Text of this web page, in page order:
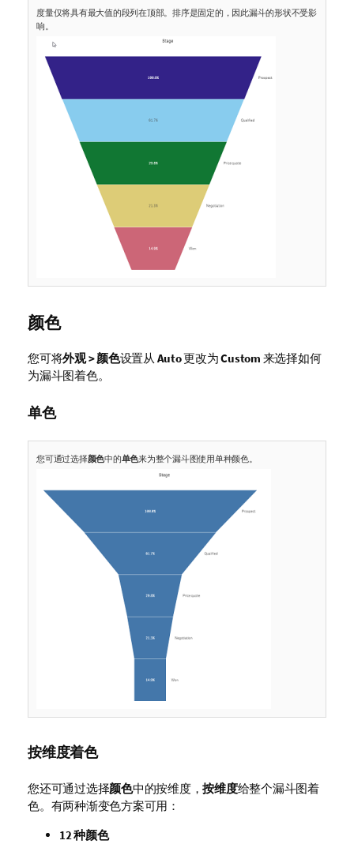
度量仅将具有最大值的段列在顶部。排序是固定的，因此漏斗的形状不受影
响。
颜色
您可将外观 > 颜色设置从 Auto更改为Custom 来选择如何
为漏斗图着色。
单色
您可通过选择颜色中的单色来为整个漏斗图使用单种颜色。
按维度着色
您还可通过选择颜色中的按维度，按维度给整个漏斗图着
色。有两种渐变色方案可用：
12 种颜色